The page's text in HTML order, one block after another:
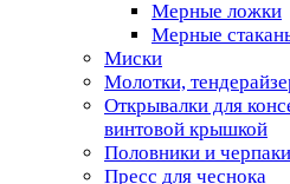
Мерные ложки
Мерные
Миски
Молотки,
Открывалки для
винтовой крышкой
Половники и черпаки
Пресс для чеснока